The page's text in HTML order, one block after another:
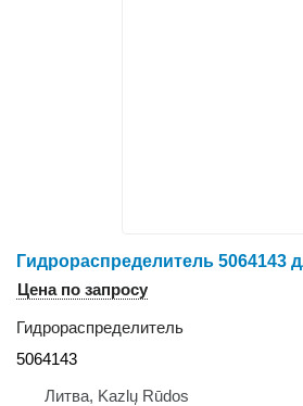
Цена по запросу
Гидрораспределитель
5064143
Литва, Kazlų Rūdos